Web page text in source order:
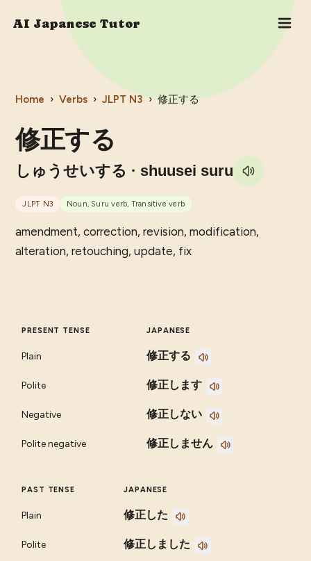
AI Japanese Tutor
Home › Verbs › JLPT N3 › 修正する
修正する
しゅうせいする · shuusei suru
JLPT N3 Noun, Suru verb, Transitive verb
amendment, correction, revision, modification,
alteration, retouching, update, fix
PRESENT TENSE JAPANESE
Plain 修正する
Polite 修正します
Negative 修正しない
Polite negative 修正しません
PAST TENSE JAPANESE
Plain 修正した
Polite 修正しました